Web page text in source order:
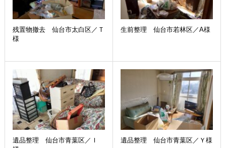
残置物撤去 仙台市太白区／Ｔ
様
生前整理 仙台市若林区／A様
遺品整理 仙台市青葉区／Ｉ
遺品整理 仙台市青葉区／Ｙ様